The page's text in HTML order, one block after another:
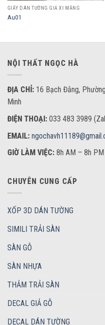
GIẤY DÁN TƯỜNG GIẢ XI MĂNG
Au01
NỘI THẤT NGỌC HÀ
ĐỊA CHỈ: 16 Bạch Đằng,
Minh
ĐIỆN THOẠI: 033 483 3989
EMAIL:
GIỜ LÀM VIỆC: 8h AM – 8h
CHUYÊN CUNG CẤP
XỐP 3D DÁN TƯỜNG
SIMILI TRẢI SÀN
SÀN GỖ
SÀN NHỰA
THẢM TRẢI SÀN
DECAL GIẢ GỖ
DECAL DÁN TƯỜNG